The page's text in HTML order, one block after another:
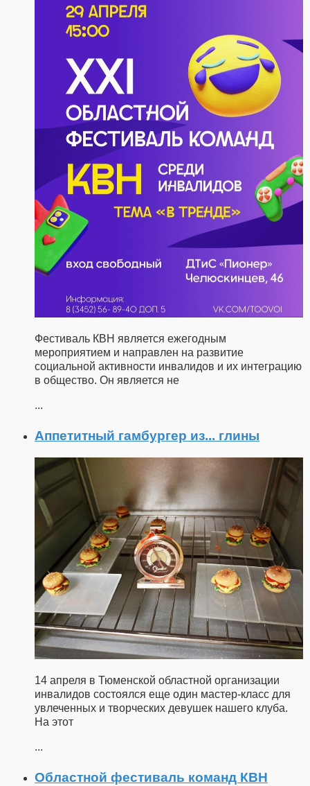
Фестиваль КВН является ежегодным
мероприятием и направлен на развитие
социальной активности инвалидов и их интеграцию
в общество. Он является не
...
Аппетитный гамбургер из... глины
14 апреля в Тюменской областной организации
инвалидов состоялся еще один мастер-класс для
увлеченных и творческих девушек нашего клуба.
На этот
...
Областной фестиваль команд КВН